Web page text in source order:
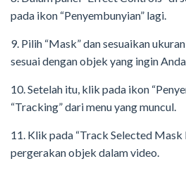
pada ikon “Penyembunyian” lagi.
9. Pilih “Mask” dan sesuaikan
sesuai dengan objek yang ingin
10. Setelah itu, klik pada ikon
“Tracking” dari menu yang muncul.
11. Klik pada “Track Selected
pergerakan objek dalam video.